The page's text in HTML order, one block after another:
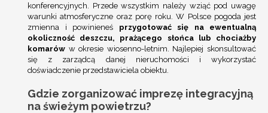
konferencyjnych. Przede wszystkim należy wziąć pod uwagę
warunki atmosferyczne oraz porę roku. W Polsce pogoda jest
zmienna i powinieneś przygotować się na ewentualną
okoliczność deszczu, prażącego słońca lub chociażby
komarów w okresie wiosenno-letnim. Najlepiej skonsultować
się z zarządcą danej nieruchomości i wykorzystać
doświadczenie przedstawiciela obiektu.
Gdzie zorganizować imprezę integracyjną
na świeżym powietrzu?